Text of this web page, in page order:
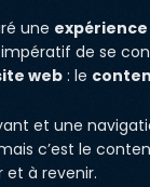
une
de se
web: le
et une
c’est le
et à revenir.